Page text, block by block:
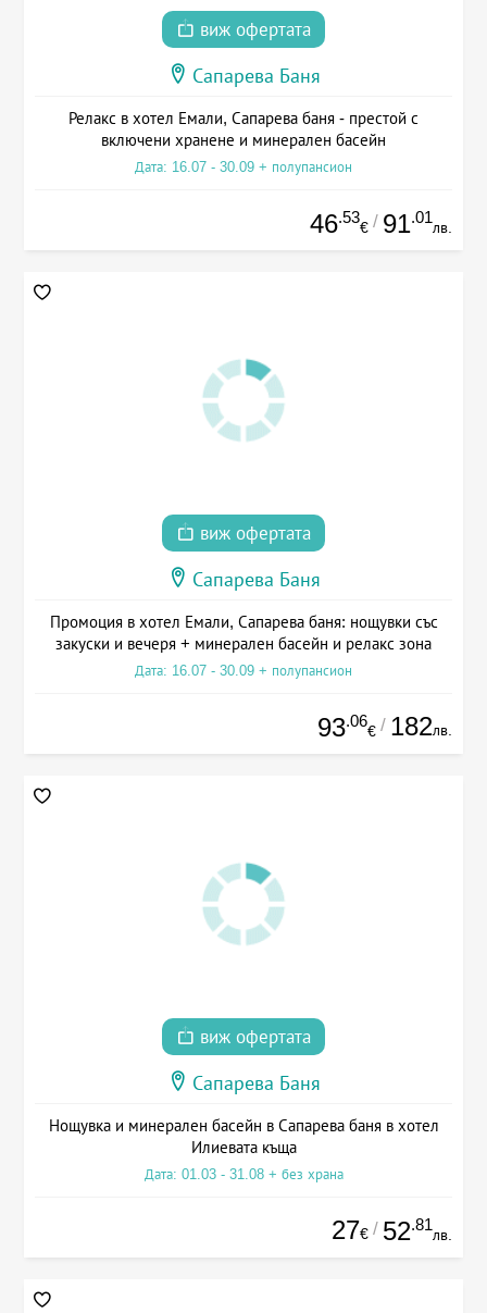
виж офертата
Сапарева Баня
Релакс в хотел Емали, Сапарева баня - престой с
включени хранене и минерален басейн
Дата: 16.07 - 30.09 + полупансион
46.53
€ / 91.01
лв.
виж офертата
Сапарева Баня
Промоция в хотел Емали, Сапарева баня: нощувки със
закуски и вечеря + минерален басейн и релакс зона
Дата: 16.07 - 30.09 + полупансион
93.06
€ / 182лв.
виж офертата
Сапарева Баня
Нощувка и минерален басейн в Сапарева баня в хотел
Илиевата къща
Дата: 01.03 - 31.08 + без храна
27€ / 52.81
лв.